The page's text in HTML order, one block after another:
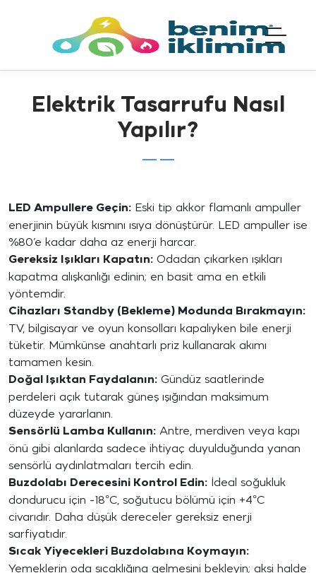
Elektrik Tasarrufu Nasıl
Yapılır?
LED Ampullere Geçin: Eski tip akkor flamanlı ampuller
enerjinin büyük kısmını ısıya dönüştürür. LED ampuller ise
%80’e kadar daha az enerji harcar.
Gereksiz Işıkları Kapatın: Odadan çıkarken ışıkları
kapatma alışkanlığı edinin; en basit ama en etkili
yöntemdir.
Cihazları Standby (Bekleme) Modunda Bırakmayın:
TV, bilgisayar ve oyun konsolları kapalıyken bile enerji
tüketir. Mümkünse anahtarlı priz kullanarak akımı
tamamen kesin.
Doğal Işıktan Faydalanın: Gündüz saatlerinde
perdeleri açık tutarak güneş ışığından maksimum
düzeyde yararlanın.
Sensörlü Lamba Kullanın: Antre, merdiven veya kapı
önü gibi alanlarda sadece ihtiyaç duyulduğunda yanan
sensörlü aydınlatmaları tercih edin.
Buzdolabı Derecesini Kontrol Edin: İdeal soğukluk
dondurucu için -18°C, soğutucu bölümü için +4°C
civarıdır. Daha düşük dereceler gereksiz enerji
sarfiyatıdır.
Sıcak Yiyecekleri Buzdolabına Koymayın:
Yemeklerin oda sıcaklığına gelmesini bekleyin; aksi halde